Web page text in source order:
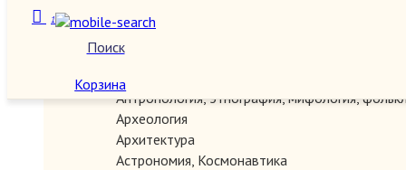
Поиск
1
Корзина
Категории
Автографы, документы, рукописи
Антропология, этнография, мифология,
Археология
Архитектура
Астрономия, Космонавтика